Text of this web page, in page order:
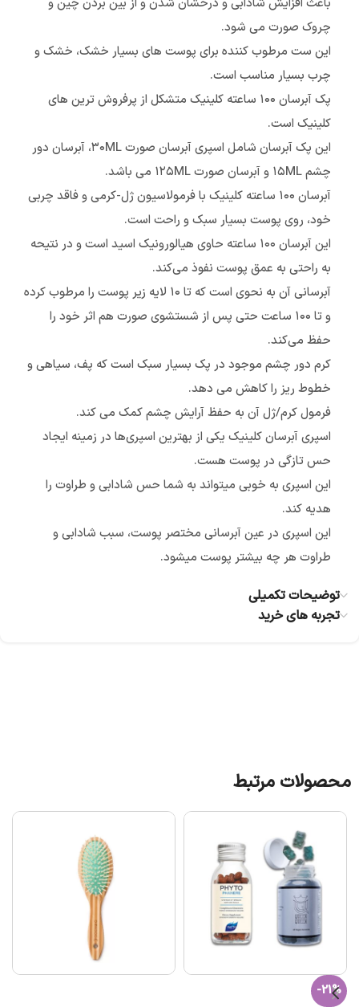
چروک صورت می شود.
این ست مرطوب کننده برای پوست های بسیار خشک، خشک و
چرب بسیار مناسب است.
پک آبرسان ۱۰۰ ساعته کلینیک متشکل از پرفروش ترین های
کلینیک است.
این پک آبرسان شامل اسپری آبرسان صورت ۳۰ML، آبرسان دور
چشم ۱۵ML و آبرسان صورت ۱۲۵ML می باشد.
آبرسان ۱۰۰ ساعته کلینیک با فرمولاسیون ژل-کرمی و فاقد چربی
خود، روی پوست بسیار سبک و راحت است.
این آبرسان ۱۰۰ ساعته حاوی هیالورونیک اسید است و در نتیحه
به راحتی به عمق پوست نفوذ می‌کند.
آبرسانی آن به نحوی است که تا ۱۰ لایه زیر پوست را مرطوب کرده
و تا ۱۰۰ ساعت حتی پس از شستشوی صورت هم اثر خود را
حفظ می‌کند.
کرم دور چشم موجود در پک بسیار سبک است که پف، سیاهی و
خطوط ریز را کاهش می دهد.
فرمول کرم/ژل آن به حفظ آرایش چشم کمک می کند.
اسپری آبرسان کلینیک یکی از بهترین اسپری‌ها در زمینه ایجاد
حس تازگی در پوست هست.
این اسپری به خوبی میتواند به شما حس شادابی و طراوت را
هدیه کند.
این اسپری در عین آبرسانی مختصر پوست، سبب شادابی و
طراوت هر چه بیشتر پوست میشود.
توضیحات تکمیلی
تجربه های خرید
محصولات مرتبط
-21%